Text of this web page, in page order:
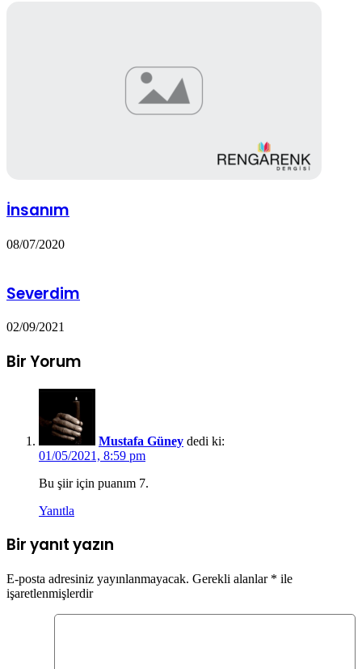
İnsanım
08/07/2020
Severdim
02/09/2021
Bir Yorum
Mustafa Güney dedi ki:
01/05/2021, 8:59 pm
Bu şiir için puanım 7.
Yanıtla
Bir yanıt yazın
E-posta adresiniz yayınlanmayacak. Gerekli alanlar * ile
işaretlenmişlerdir